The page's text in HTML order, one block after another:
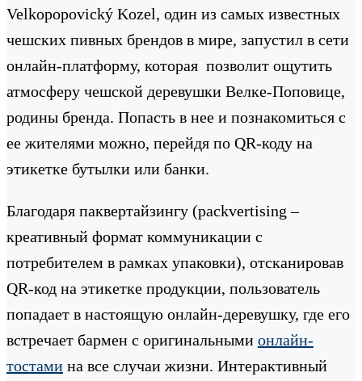
Velkopopovický Kozel, один из самых известных
чешских пивных брендов в мире, запустил в сети
онлайн-платформу, которая позволит ощутить
атмосферу чешской деревушки Велке-Поповице,
родины бренда. Попасть в нее и познакомиться с
ее жителями можно, перейдя по QR-коду на
этикетке бутылки или банки.
Благодаря паквертайзингу (packvertising –
креативный формат коммуникации с
потребителем в рамках упаковки), отсканировав
QR-код на этикетке продукции, пользователь
попадает в настоящую онлайн-деревушку, где его
встречает бармен с оригинальными онлайн-
тостами на все случаи жизни. Интерактивный